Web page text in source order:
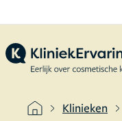
Klinieken